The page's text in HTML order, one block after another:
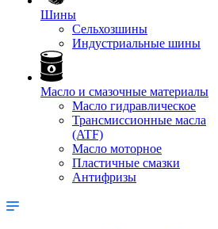
Шины
Сельхозшины
Индустриальные шины
Масло и смазочные материалы
Масло гидравлическое
Трансмиссионные масла
(ATF)
Масло моторное
Пластичные смазки
Антифризы